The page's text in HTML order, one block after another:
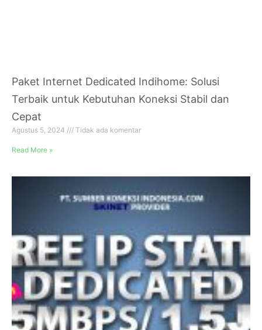
Paket Internet Dedicated Indihome: Solusi
Terbaik untuk Kebutuhan Koneksi Stabil dan
Cepat
Agustus 5, 2024 Tidak ada komentar
Read More »